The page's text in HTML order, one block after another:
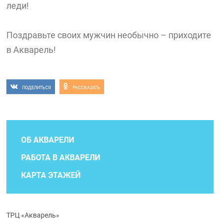
леди!
Поздравьте своих мужчин необычно – приходите
в Акварель!
ПОДЕЛИТЬСЯ РАССКАЗАТЬ
ОБ АКВАРЕЛИ
РАБОТА В АКВАРЕЛИ
КАРТА ЭТАЖЕЙ
ТРЦ «Акварель»